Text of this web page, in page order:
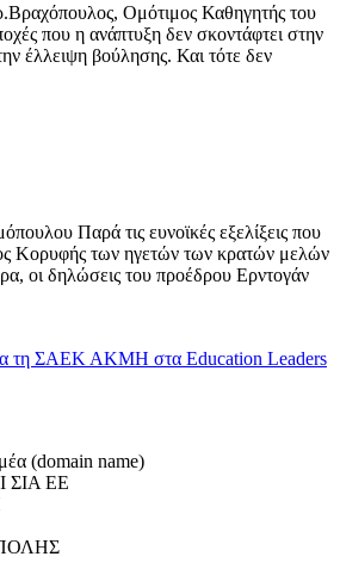
Ομότιμος Καθηγητής του
που η ανάπτυξη δεν σκοντάφτει στην
έλλειψη βούλησης. Και τότε δεν
Παρά τις ευνοϊκές εξελίξεις που
Κορυφής των ηγετών των κρατών μελών
οι δηλώσεις του προέδρου Ερντογάν
τη ΣΑΕΚ ΑΚΜΗ στα Education Leaders
(domain name)
ΕΕ